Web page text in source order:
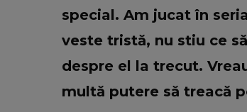
special. Am jucat în
veste tristă, nu stiu ce
despre el la trecut.
multă putere să treacă